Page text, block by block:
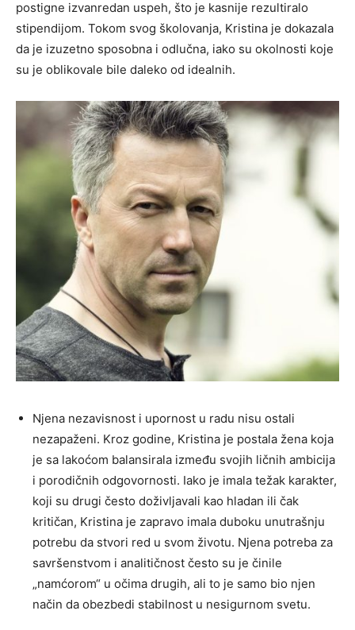
postigne izvanredan uspeh, što je kasnije rezultiralo
stipendijom. Tokom svog školovanja, Kristina je dokazala
da je izuzetno sposobna i odlučna, iako su okolnosti koje
su je oblikovale bile daleko od idealnih.
Njena nezavisnost i upornost u radu nisu ostali
nezapaženi. Kroz godine, Kristina je postala žena koja
je sa lakoćom balansirala između svojih ličnih ambicija
i porodičnih odgovornosti. Iako je imala težak karakter,
koji su drugi često doživljavali kao hladan ili čak
kritičan, Kristina je zapravo imala duboku unutrašnju
potrebu da stvori red u svom životu. Njena potreba za
savršenstvom i analitičnost često su je činile
„namćorom“ u očima drugih, ali to je samo bio njen
način da obezbedi stabilnost u nesigurnom svetu.